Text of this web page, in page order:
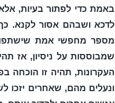
באמת כדי לפתור בעיות,
לדכא ושבהם אסור לקנא.
מספר מחפשי אמת שישתפו
שמבוססות על ניסיון, אז
העקרונות, תהיה זו הוכחה
ונעלים מהם, שאחרים יזכו